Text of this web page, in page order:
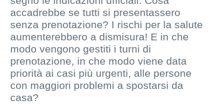
accadrebbe se tutti si presentassero
senza prenotazione? I rischi per la salute
aumenterebbero a dismisura! E in che
modo vengono gestiti i turni di
prenotazione, in che modo viene data
priorità ai casi più urgenti, alle persone
con maggiori problemi a spostarsi da
casa?